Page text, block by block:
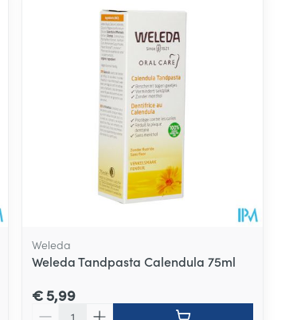
Weleda
Weleda Tandpasta Calendula 75ml
€ 5,99